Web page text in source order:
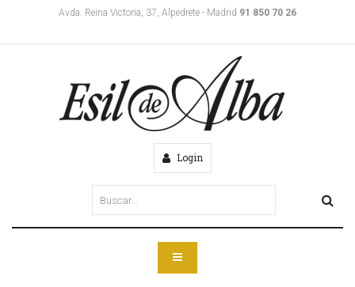
Avda. Reina Victoria, 37, Alpedrete - Madrid 91 850 70 26
Login